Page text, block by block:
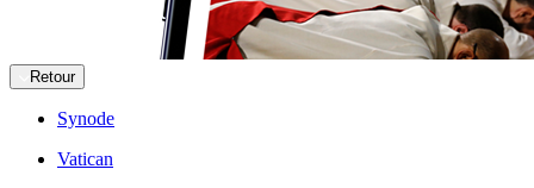
Retour
Synode
Vatican